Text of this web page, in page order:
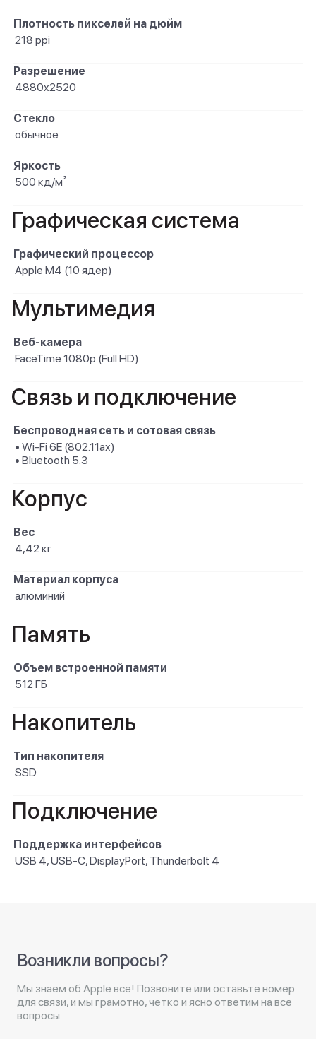
Плотность пикселей на дюйм
218 ppi
Разрешение
4880x2520
Стекло
обычное
Яркость
500 кд/м²
Графическая система
Графический процессор
Apple M4 (10 ядер)
Мультимедия
Веб-камера
FaceTime 1080p (Full HD)
Связь и подключение
Беспроводная сеть и сотовая связь
• Wi-Fi 6E (802.11ax)
• Bluetooth 5.3
Корпус
Вес
4,42 кг
Материал корпуса
алюминий
Память
Объем встроенной памяти
512 ГБ
Накопитель
Тип накопителя
SSD
Подключение
Поддержка интерфейсов
USB 4, USB-C, DisplayPort, Thunderbolt 4
Возникли вопросы?
Мы знаем об Apple все! Позвоните или оставьте номер
для связи, и мы грамотно, четко и ясно ответим на все
вопросы.